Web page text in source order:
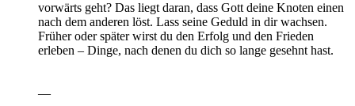
vorwärts geht? Das liegt daran, dass Gott deine Knoten einen
nach dem anderen löst. Lass seine Geduld in dir wachsen.
Früher oder später wirst du den Erfolg und den Frieden
erleben – Dinge, nach denen du dich so lange gesehnt hast.
—